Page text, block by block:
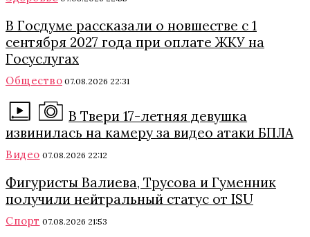
В Госдуме рассказали о новшестве с 1
сентября 2027 года при оплате ЖКУ на
Госуслугах
Общество 07.08.2026 22:31
В Твери 17-летняя девушка
извинилась на камеру за видео атаки БПЛА
Видео 07.08.2026 22:12
Фигуристы Валиева, Трусова и Гуменник
получили нейтральный статус от ISU
Спорт 07.08.2026 21:53